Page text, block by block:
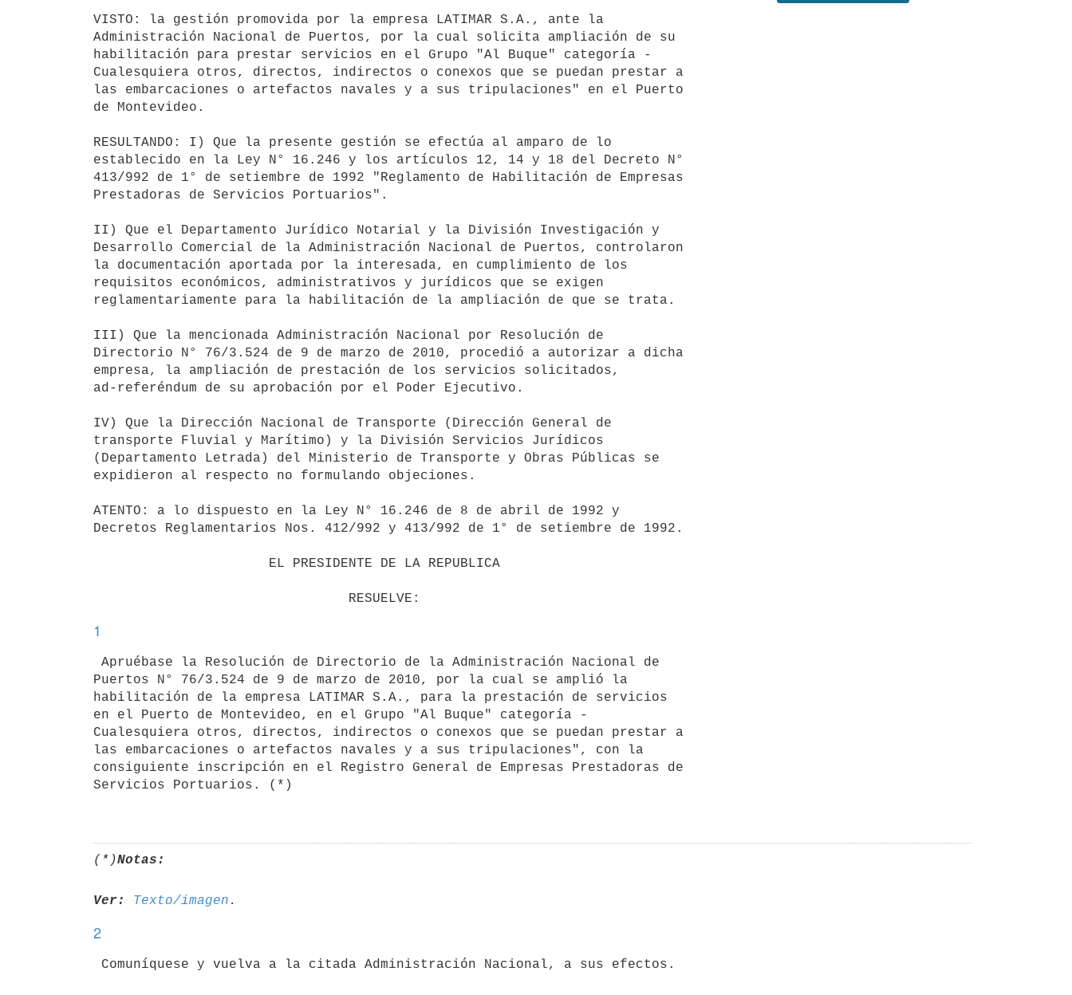
VISTO: la gestión promovida por la empresa LATIMAR S.A., ante la
Administración Nacional de Puertos, por la cual solicita ampliación de su
habilitación para prestar servicios en el Grupo "Al Buque" categoría -
Cualesquiera otros, directos, indirectos o conexos que se puedan prestar a
las embarcaciones o artefactos navales y a sus tripulaciones" en el Puerto
de Montevideo.
RESULTANDO: I) Que la presente gestión se efectúa al amparo de lo
establecido en la Ley N° 16.246 y los artículos 12, 14 y 18 del Decreto N°
413/992 de 1° de setiembre de 1992 "Reglamento de Habilitación de Empresas
Prestadoras de Servicios Portuarios".
II) Que el Departamento Jurídico Notarial y la División Investigación y
Desarrollo Comercial de la Administración Nacional de Puertos, controlaron
la documentación aportada por la interesada, en cumplimiento de los
requisitos económicos, administrativos y jurídicos que se exigen
reglamentariamente para la habilitación de la ampliación de que se trata.
III) Que la mencionada Administración Nacional por Resolución de
Directorio N° 76/3.524 de 9 de marzo de 2010, procedió a autorizar a dicha
empresa, la ampliación de prestación de los servicios solicitados,
ad-referéndum de su aprobación por el Poder Ejecutivo.
IV) Que la Dirección Nacional de Transporte (Dirección General de
transporte Fluvial y Marítimo) y la División Servicios Jurídicos
(Departamento Letrada) del Ministerio de Transporte y Obras Públicas se
expidieron al respecto no formulando objeciones.
ATENTO: a lo dispuesto en la Ley N° 16.246 de 8 de abril de 1992 y
Decretos Reglamentarios Nos. 412/992 y 413/992 de 1° de setiembre de 1992.
1
Puertos N° 76/3.524 de 9 de marzo de 2010, por la cual se amplió la
habilitación de la empresa LATIMAR S.A., para la prestación de servicios
en el Puerto de Montevideo, en el Grupo "Al Buque" categoría -
Cualesquiera otros, directos, indirectos o conexos que se puedan prestar a
las embarcaciones o artefactos navales y a sus tripulaciones", con la
consiguiente inscripción en el Registro General de Empresas Prestadoras de
Servicios Portuarios. (*)
(*)Notas:
Ver: Texto/imagen
2